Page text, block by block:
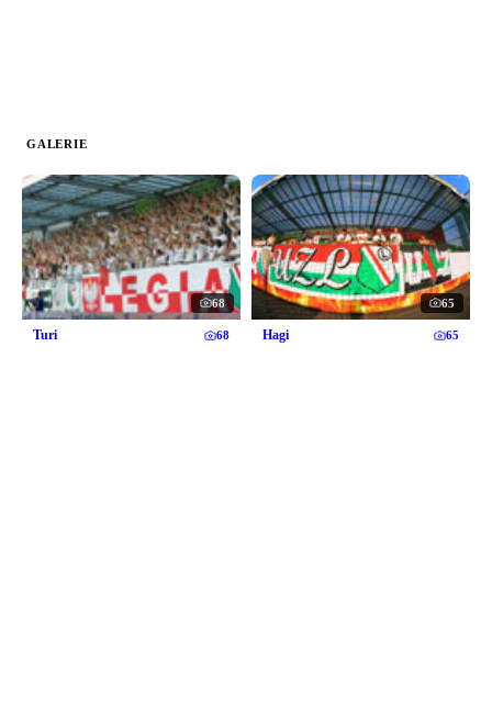
GALERIE
68
Turi 68
65
Hagi 65